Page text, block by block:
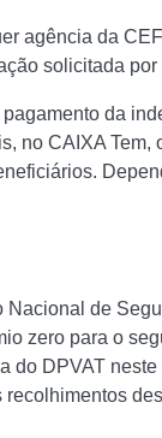
agência da
solicitada por
da
no CAIXA Tem,
Nacional de
zero para o
do DPVAT